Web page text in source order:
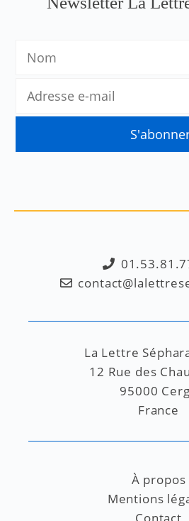
La Lettre
12 Rue des
95000
France
À propos
Mentions
Contact